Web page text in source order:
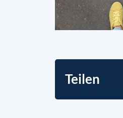
Teilen